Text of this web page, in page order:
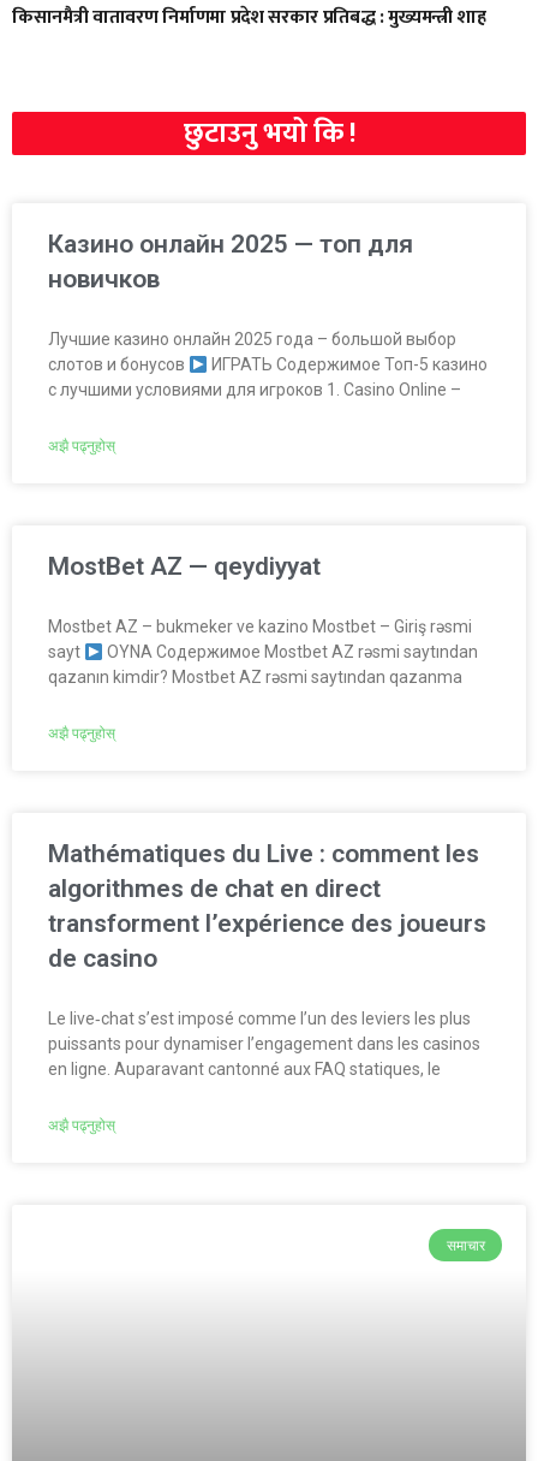
किसानमैत्री वातावरण निर्माणमा प्रदेश सरकार प्रतिबद्ध : मुख्यमन्त्री शाह
छुटाउनु भयो कि !
Казино онлайн 2025 — топ для
новичков
Лучшие казино онлайн 2025 года – большой выбор
слотов и бонусов
ИГРАТЬ Содержимое Топ-5 казино
с лучшими условиями для игроков 1. Casino Online –
अझै पढ्नुहोस्
MostBet AZ — qeydiyyat
Mostbet AZ – bukmeker ve kazino Mostbet – Giriş rəsmi
sayt
OYNA Содержимое Mostbet AZ rəsmi saytından
qazanın kimdir? Mostbet AZ rəsmi saytından qazanma
अझै पढ्नुहोस्
Mathématiques du Live : comment les
algorithmes de chat en direct
transforment l’expérience des joueurs
de casino
Le live‑chat s’est imposé comme l’un des leviers les plus
puissants pour dynamiser l’engagement dans les casinos
en ligne. Auparavant cantonné aux FAQ statiques, le
अझै पढ्नुहोस्
समाचार